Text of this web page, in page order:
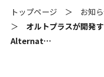
トップページ ＞ お知
＞ オルトプラスが開発
Alternat…